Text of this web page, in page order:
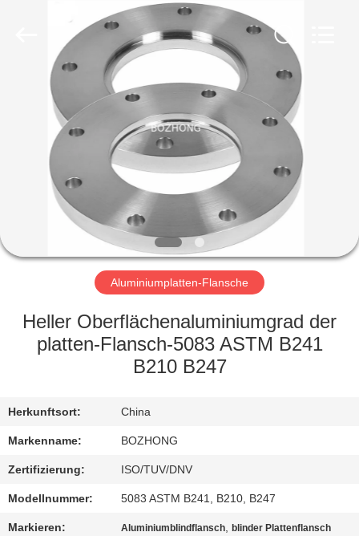
HAUS
PRODUKTE
ÜBER
FABRIK-
AUSFLUG
QUALITÄTSKONTROLLE
SIE
MIT
UNS
IN
VERBINDUNG
Aluminiumplatten-Flansche
Heller Oberflächenaluminiumgrad der
platten-Flansch-5083 ASTM B241
B210 B247
Herkunftsort: China
Markenname: BOZHONG
Zertifizierung: ISO/TUV/DNV
Modellnummer: 5083 ASTM B241, B210, B247
Markieren: Aluminiumblindflansch,blinder Plattenflansch